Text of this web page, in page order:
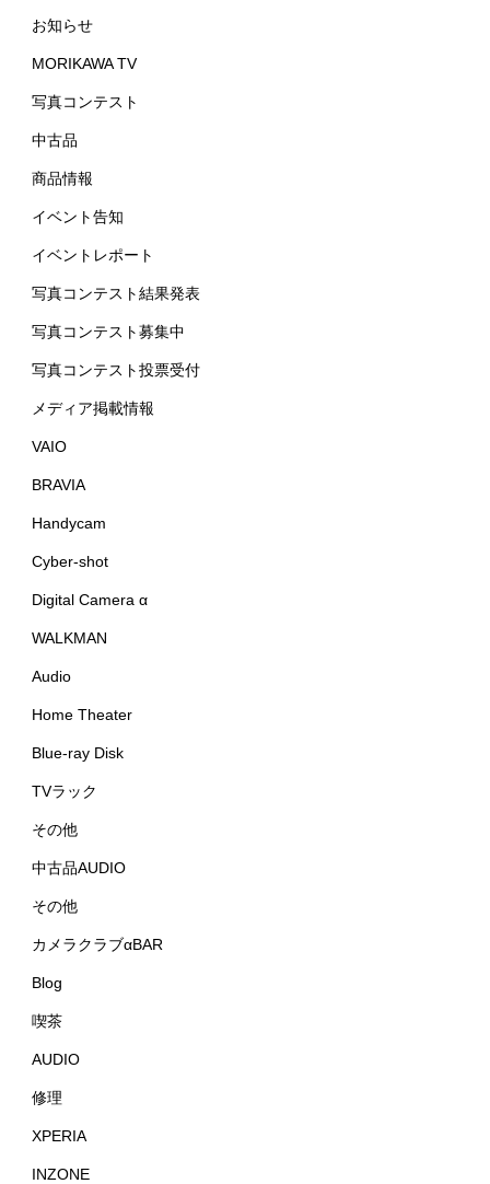
お知らせ
MORIKAWA TV
写真コンテスト
中古品
商品情報
イベント告知
イベントレポート
写真コンテスト結果発表
写真コンテスト募集中
写真コンテスト投票受付
メディア掲載情報
VAIO
BRAVIA
Handycam
Cyber-shot
Digital Camera α
WALKMAN
Audio
Home Theater
Blue-ray Disk
TVラック
その他
中古品AUDIO
その他
カメラクラブαBAR
Blog
喫茶
AUDIO
修理
XPERIA
INZONE